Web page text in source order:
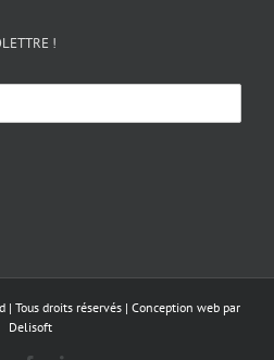
!
Tous droits réservés | Conception web par
Delisoft